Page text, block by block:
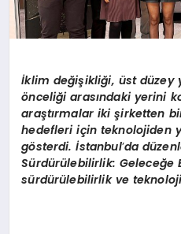
TEKNOLOJI
İklim değişikliği, üst düzey
önceliği arasındaki yerini
araştırmalar iki şirketten
hedefleri için teknolojiden
gösterdi. İstanbul’da d
Sürdürülebilirlik: Geleceğe
sürdürülebilirlik ve teknoloji